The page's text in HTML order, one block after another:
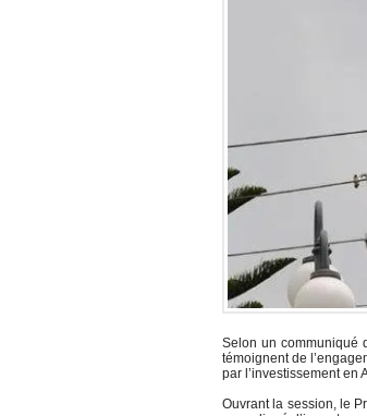
Selon un communiqué
témoignent de
par l’investissement en
Ouvrant la session, le